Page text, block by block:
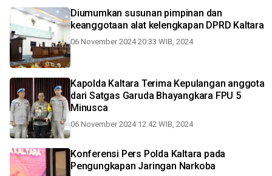
Diumumkan susunan pimpinan dan
keanggotaan alat kelengkapan DPRD Kaltara
06 November 2024 20:33 WIB, 2024
Kapolda Kaltara Terima Kepulangan anggota
dari Satgas Garuda Bhayangkara FPU 5
Minusca
06 November 2024 12:42 WIB, 2024
Konferensi Pers Polda Kaltara pada
Pengungkapan Jaringan Narkoba